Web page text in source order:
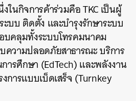
ในกิจการค้าร่วมคือ TKC เป็นผู้
บบ ติดตั้ง และบำรุงรักษาระบบ
บคลุมทั้งระบบโทรคมนาคม
ความปลอดภัยสาธารณะ บริการ
รศึกษา (EdTech) และพลังงาน
การแบบเบ็ดเสร็จ (Turnkey